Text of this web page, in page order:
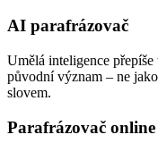
AI parafrázovač
Umělá inteligence
původní význam – ne
slovem.
Parafrázovač